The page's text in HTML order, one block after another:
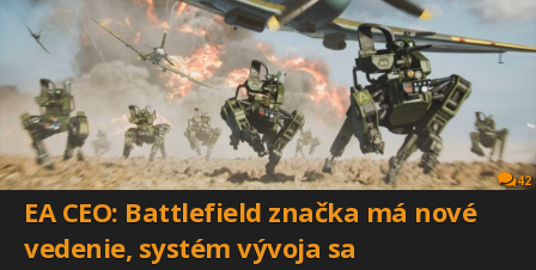
42
EA CEO: Battlefield značka má nové
vedenie, systém vývoja sa